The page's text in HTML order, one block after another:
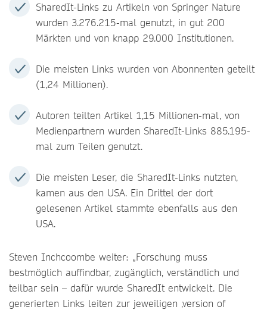
SharedIt-Links zu Artikeln von Springer Nature
wurden 3.276.215-mal genutzt, in gut 200
Märkten und von knapp 29.000 Institutionen.
Die meisten Links wurden von Abonnenten geteilt
(1,24 Millionen).
Autoren teilten Artikel 1,15 Millionen-mal, von
Medienpartnern wurden SharedIt-Links 885.195-
mal zum Teilen genutzt.
Die meisten Leser, die SharedIt-Links nutzten,
kamen aus den USA. Ein Drittel der dort
gelesenen Artikel stammte ebenfalls aus den
USA.
Steven Inchcoombe weiter: „Forschung muss
bestmöglich auffindbar, zugänglich, verständlich und
teilbar sein – dafür wurde SharedIt entwickelt. Die
generierten Links leiten zur jeweiligen ‚version of